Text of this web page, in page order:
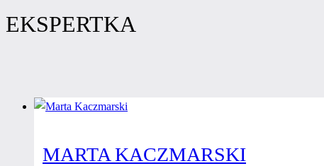
EKSPERTKA
MARTA KACZMARSKI